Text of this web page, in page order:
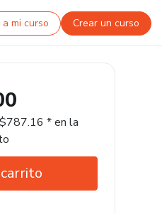
mi curso Crear un curso
* en la